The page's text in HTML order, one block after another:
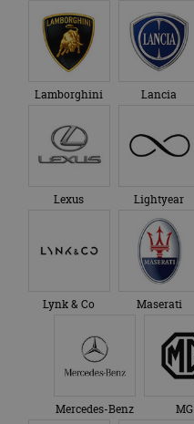
Lamborghini Lancia
Lexus Lightyear
Lynk & Co Maserati
Mercedes-Benz MG